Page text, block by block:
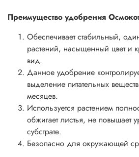
Преимущество удобрения
Обеспечивает стабильный,
растений, насыщенный цвет и
вид.
Данное удобрение
выделение питательных
месяцев.
Используется растением
обжигает листья, не повышает
субстрате.
Безопасно для окружающей